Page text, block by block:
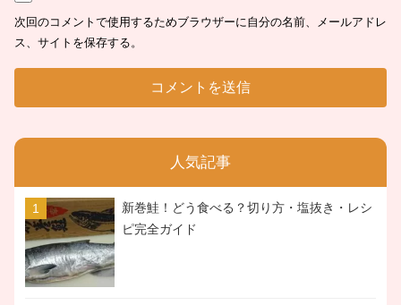
次回のコメントで使用するためブラウザーに自分の名前、メールアドレ
ス、サイトを保存する。
人気記事
新巻鮭！どう食べる？切り方・塩抜き・レシ
ピ完全ガイド